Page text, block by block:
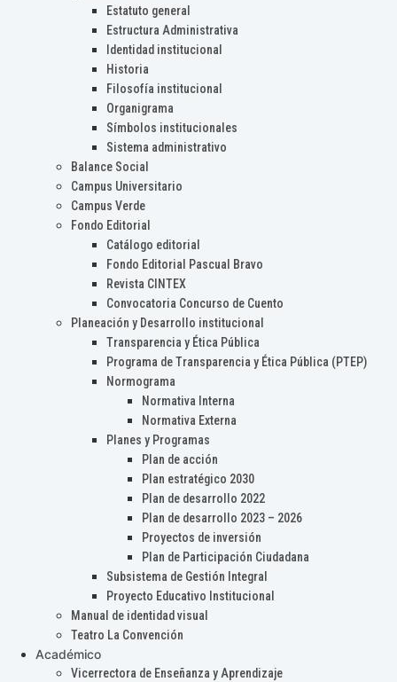
Estatuto general
Estructura Administrativa
Identidad institucional
Historia
Filosofía institucional
Organigrama
Símbolos institucionales
Sistema administrativo
Balance Social
Campus Universitario
Campus Verde
Fondo Editorial
Catálogo editorial
Fondo Editorial Pascual Bravo
Revista CINTEX
Convocatoria Concurso de Cuento
Planeación y Desarrollo institucional
Transparencia y Ética Pública
Programa de Transparencia y Ética Pública (PTEP)
Normograma
Normativa Interna
Normativa Externa
Planes y Programas
Plan de acción
Plan estratégico 2030
Plan de desarrollo 2022
Plan de desarrollo 2023 – 2026
Proyectos de inversión
Plan de Participación Ciudadana
Subsistema de Gestión Integral
Proyecto Educativo Institucional
Manual de identidad visual
Teatro La Convención
Académico
Vicerrectora de Enseñanza y Aprendizaje